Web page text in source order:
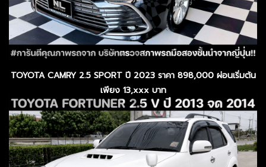
TOYOTA CAMRY 2.5 SPORT ปี 2023 ราคา 898,000 ผ่อนเริ่มต้น
เพียง 13,xxx บาท